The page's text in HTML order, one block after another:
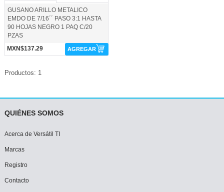
GUSANO ARILLO METALICO
EMDO DE 7/16´´ PASO 3:1 HASTA
90 HOJAS NEGRO 1 PAQ C/20
PZAS
MXN$137.29
AGREGAR
Productos: 1
QUIÉNES SOMOS
Acerca de Versátil TI
Marcas
Registro
Contacto